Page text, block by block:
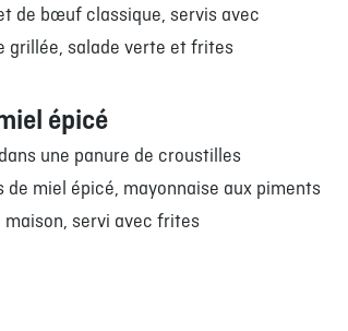
de bœuf classique, servis avec
grillée, salade verte et frites
épicé
une panure de croustilles
miel épicé, mayonnaise aux piments
servi avec frites